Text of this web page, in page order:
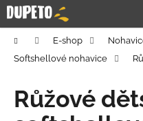
Prejsť
na
obsah
DomovE-shop
Softshellové nohavice
Růžové
K
o
o
p